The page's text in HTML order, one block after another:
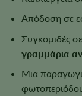
Απόδοση σε
Συγκομιδές
γραμμάρια
Μια